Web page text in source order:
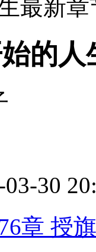
最新
的人
30
章 授